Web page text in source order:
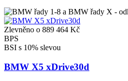
Zlevněno o 889 464 Kč
BPS
BSI s 10% slevou
BMW X5 xDrive30d